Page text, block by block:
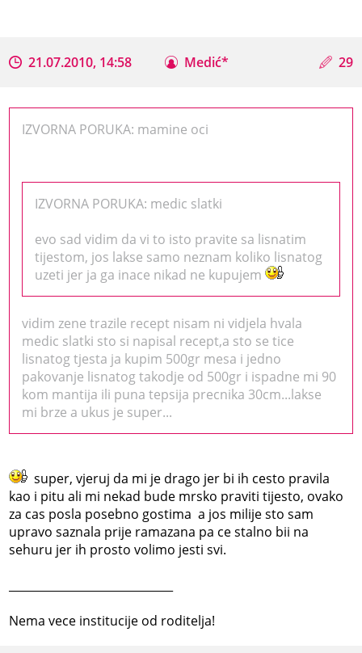
21.07.2010, 14:58 Medić* 29
IZVORNA PORUKA: mamine oci
IZVORNA PORUKA: medic slatki
evo sad vidim da vi to isto pravite sa lisnatim
tijestom, jos lakse samo neznam koliko lisnatog
uzeti jer ja ga inace nikad ne kupujem
vidim zene trazile recept nisam ni vidjela hvala
medic slatki sto si napisal recept,a sto se tice
lisnatog tjesta ja kupim 500gr mesa i jedno
pakovanje lisnatog takodje od 500gr i ispadne mi 90
kom mantija ili puna tepsija precnika 30cm...lakse
mi brze a ukus je super...
super, vjeruj da mi je drago jer bi ih cesto pravila
kao i pitu ali mi nekad bude mrsko praviti tijesto, ovako
za cas posla posebno gostima a jos milije sto sam
upravo saznala prije ramazana pa ce stalno bii na
sehuru jer ih prosto volimo jesti svi.
Nema vece institucije od roditelja!